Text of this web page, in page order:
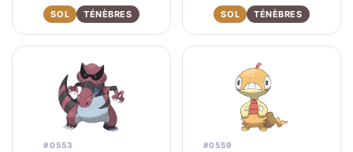
SOL TÉNÈBRES SOL TÉNÈBRES
#0553 #0559